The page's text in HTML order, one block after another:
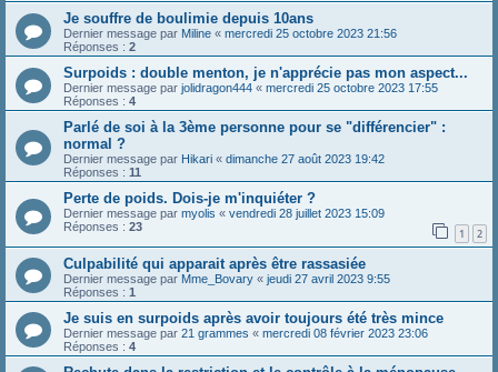
Je souffre de boulimie depuis 10ans
Dernier message par Miline « mercredi 25 octobre 2023 21:56
Réponses : 2
Surpoids : double menton, je n'apprécie pas mon aspect...
Dernier message par jolidragon444 « mercredi 25 octobre 2023 17:55
Réponses : 4
Parlé de soi à la 3ème personne pour se "différencier" :
normal ?
Dernier message par Hikari « dimanche 27 août 2023 19:42
Réponses : 11
Perte de poids. Dois-je m'inquiéter ?
Dernier message par myolis « vendredi 28 juillet 2023 15:09
Réponses : 23 1 2
Culpabilité qui apparait après être rassasiée
Dernier message par Mme_Bovary « jeudi 27 avril 2023 9:55
Réponses : 1
Je suis en surpoids après avoir toujours été très mince
Dernier message par 21 grammes « mercredi 08 février 2023 23:06
Réponses : 4